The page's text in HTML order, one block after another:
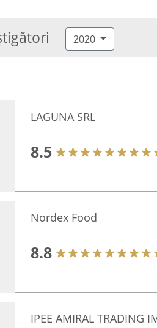
2020
LAGUNA SRL
8.5
Nordex Food
8.8
IPEE AMIRAL TRADING